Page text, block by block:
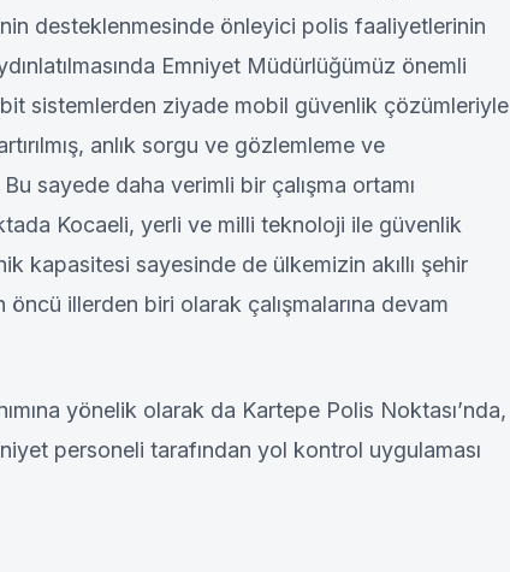
desteklenmesinde önleyici polis faaliyetlerinin
Emniyet Müdürlüğümüz önemli
sistemlerden ziyade mobil güvenlik çözümleriyle
anlık sorgu ve gözlemleme ve
sayede daha verimli bir çalışma ortamı
Kocaeli, yerli ve milli teknoloji ile güvenlik
kapasitesi sayesinde de ülkemizin akıllı şehir
illerden biri olarak çalışmalarına devam
yönelik olarak da Kartepe Polis Noktası’nda,
personeli tarafından yol kontrol uygulaması